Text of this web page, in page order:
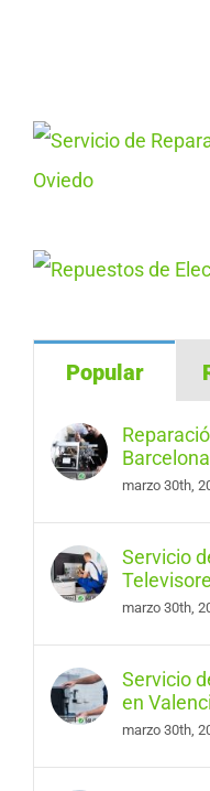
Popular
Barcelona
marzo 30th,
Servicio
marzo 30th,
Servicio
en
marzo 30th,